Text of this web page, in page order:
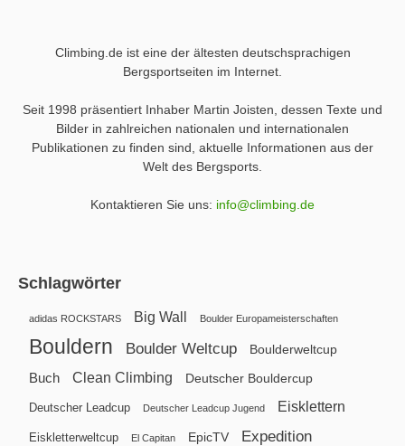
Climbing.de ist eine der ältesten deutschsprachigen
Bergsportseiten im Internet.
Seit 1998 präsentiert Inhaber Martin Joisten, dessen Texte und
Bilder in zahlreichen nationalen und internationalen
Publikationen zu finden sind, aktuelle Informationen aus der
Welt des Bergsports.
Kontaktieren Sie uns: info@climbing.de
Schlagwörter
adidas ROCKSTARS Big Wall Boulder Europameisterschaften
Bouldern Boulder Weltcup Boulderweltcup
Buch Clean Climbing Deutscher Bouldercup
Deutscher Leadcup Deutscher Leadcup Jugend Eisklettern
Eiskletterweltcup El Capitan EpicTV Expedition